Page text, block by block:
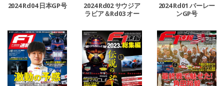
2024 Rd04 日本GP号
2024 Rd02 サウジア
ラビア＆Rd03 オー
2024 Rd01 バーレー
ンGP号